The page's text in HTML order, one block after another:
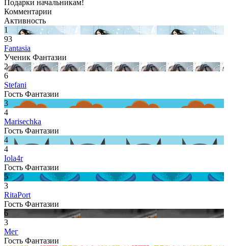
Подарки начальникам!
Комментарии
Активность
1
93
Fantasia
Ученик Фантазии
2
6
Stefani
Гость Фантазии
3
4
Marisechka
Гость Фантазии
4
4
Iola4r
Гость Фантазии
5
3
RitaPort
Гость Фантазии
6
3
Мег
Гость Фантазии